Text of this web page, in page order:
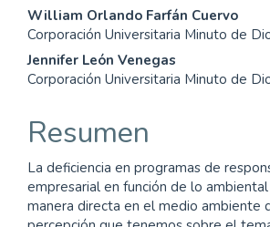
Contenido
principal
del
artículo
William Orlando Farfán Cuervo
Corporación Universitaria Minuto de
Jennifer León Venegas
Corporación Universitaria Minuto de
Resumen
La deficiencia en programas de
empresarial en función de lo
manera directa en el medio ambiente